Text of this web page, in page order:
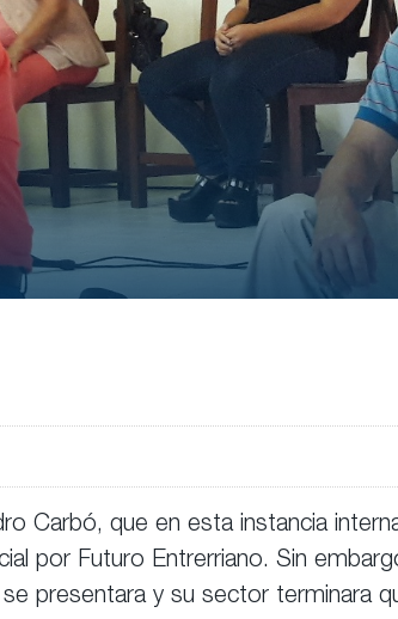
Carbó, que en esta instancia
por Futuro Entrerriano. Sin
presentara y su sector terminara